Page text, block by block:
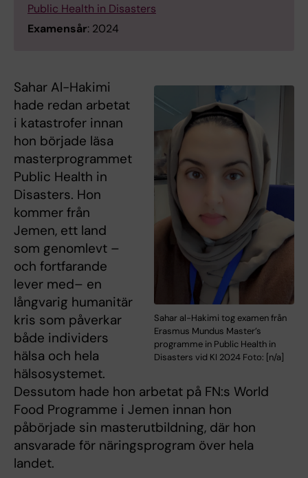
Public Health in Disasters
Examensår: 2024
Sahar al-Hakimi tog examen från
Erasmus Mundus Master’s
programme in Public Health in
Disasters vid KI 2024 Foto: [n/a]
Sahar Al-Hakimi
hade redan arbetat
i katastrofer innan
hon började läsa
masterprogrammet
Public Health in
Disasters. Hon
kommer från
Jemen, ett land
som genomlevt –
och fortfarande
lever med– en
långvarig humanitär
kris som påverkar
både individers
hälsa och hela
hälsosystemet.
Dessutom hade hon arbetat på FN:s World
Food Programme i Jemen innan hon
påbörjade sin masterutbildning, där hon
ansvarade för näringsprogram över hela
landet.